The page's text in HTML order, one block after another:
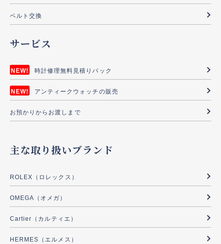
ベルト交換
サービス
時計修理無料見積りパック
アンティークウォッチの販売
お預かりからお渡しまで
主な取り扱いブランド
ROLEX（ロレックス）
OMEGA（オメガ）
Cartier（カルティエ）
HERMES（エルメス）